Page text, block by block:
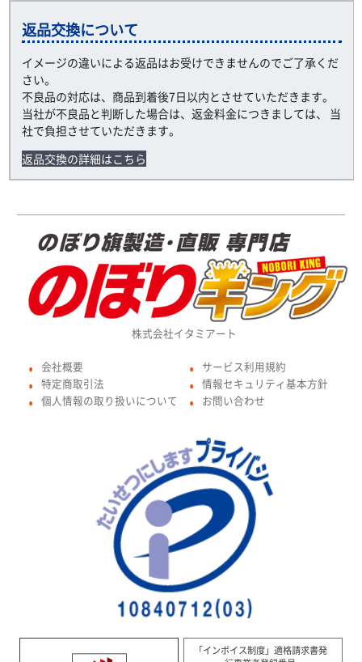
返品交換について
イメージの違いによる返品はお受けできませんのでご了承くだ
さい。
不良品の対応は、商品到着後7日以内とさせていただきます。
当社が不良品と判断した場合は、返金料金につきましては、 当
社で負担させていただきます。
返品交換の詳細はこちら
株式会社イタミアート
● 会社概要
● 特定商取引法
● 個人情報の取り扱いについて
● サービス利用規約
● 情報セキュリティ基本方針
● お問い合わせ
「インボイス制度」適格請求書発